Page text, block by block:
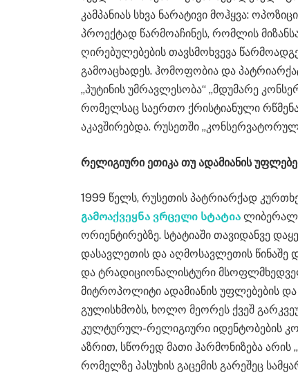
კამპანიას სხვა ნარატივი მოჰყვა:
პროექტად წარმოაჩინეს, რომლის
ღირებულებების თავსმოხვევა
გამოაცხადეს. ჰომოფობია და
„პუტინის უმრავლესობა“ „მდუმარე
რომელსაც საერთო ქრისტიანული
აკავშირებდა. რუსეთში
რელიგიური ეთიკა თუ ადამიანის
1999 წელს, რუსეთის პატრიარქად
გამოაქვეყნა ვრცელი სტატია
ორიენტირებზე. სტატიაში თავიდანვე
დასავლეთის და აღმოსავლეთის წინაშე
და ტრადიციონალისტური
მიტროპოლიტი ადამიანის უფლებების
გულისხმობს, ხოლო მეორეს ქვეშ
კულტურულ-რელიგიური იდენტობების
აზრით, სწორედ მათი ჰარმონიზება არის
რომელზე პასუხის გაცემის გარეშეც